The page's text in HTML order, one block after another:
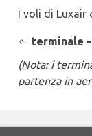
I voli di
terminale -
(Nota: i
partenza in